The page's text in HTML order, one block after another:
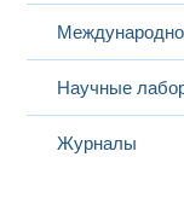
Научные
Журналы